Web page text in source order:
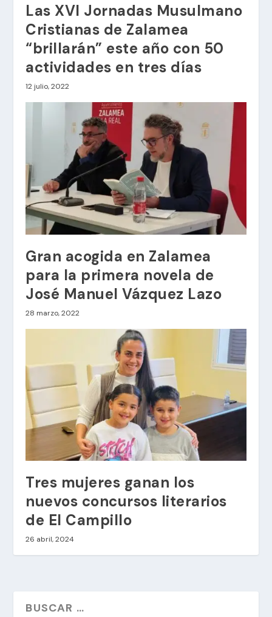
Las XVI Jornadas Musulmano
Cristianas de Zalamea
“brillarán” este año con 50
actividades en tres días
12 julio, 2022
Gran acogida en Zalamea
para la primera novela de
José Manuel Vázquez Lazo
28 marzo, 2022
Tres mujeres ganan los
nuevos concursos literarios
de El Campillo
26 abril, 2024